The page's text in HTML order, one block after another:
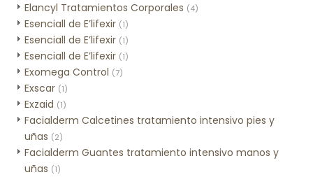
Elancyl Tratamientos Corporales (4)
Esenciall de E’lifexir (1)
Esenciall de E’lifexir (1)
Esenciall de E’lifexir (1)
Exomega Control (7)
Exscar (1)
Exzaid (1)
Facialderm Calcetines tratamiento intensivo pies y
uñas (2)
Facialderm Guantes tratamiento intensivo manos y
uñas (1)